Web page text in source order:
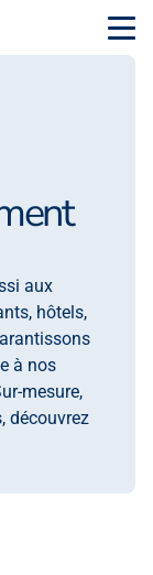
aux
hôtels,
à nos
mesure,
découvrez